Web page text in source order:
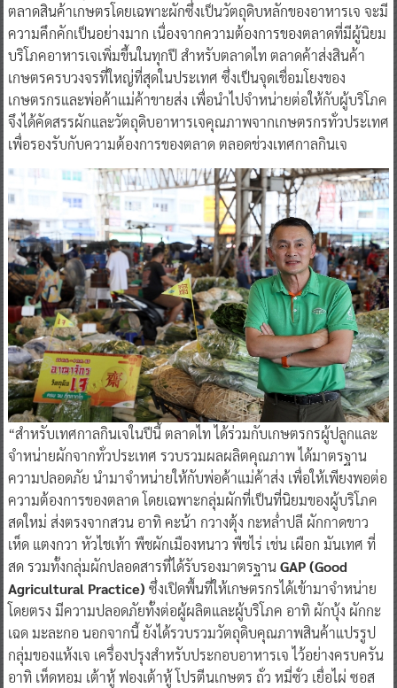
ตลาดสินค้าเกษตรโดยเฉพาะผักซึ่งเป็นวัตถุดิบหลักของอาหารเจ จะมี
ความคึกคักเป็นอย่างมาก เนื่องจากความต้องการของตลาดที่มีผู้นิยม
บริโภคอาหารเจเพิ่มขึ้นในทุกปี สำหรับตลาดไท ตลาดค้าส่งสินค้า
เกษตรครบวงจรที่ใหญ่ที่สุดในประเทศ ซึ่งเป็นจุดเชื่อมโยงของ
เกษตรกรและพ่อค้าแม่ค้าขายส่ง เพื่อนำไปจำหน่ายต่อให้กับผู้บริโภค
จึงได้คัดสรรผักและวัตถุดิบอาหารเจคุณภาพจากเกษตรกรทั่วประเทศ
เพื่อรองรับกับความต้องการของตลาด ตลอดช่วงเทศกาลกินเจ
“สำหรับเทศกาลกินเจในปีนี้ ตลาดไท ได้ร่วมกับเกษตรกรผู้ปลูกและ
จำหน่ายผักจากทั่วประเทศ รวบรวมผลผลิตคุณภาพ ได้มาตรฐาน
ความปลอดภัย นำมาจำหน่ายให้กับพ่อค้าแม่ค้าส่ง เพื่อให้เพียงพอต่อ
ความต้องการของตลาด โดยเฉพาะกลุ่มผักที่เป็นที่นิยมของผู้บริโภค
สดใหม่ ส่งตรงจากสวน อาทิ คะน้า กวางตุ้ง กะหล่ำปลี ผักกาดขาว
เห็ด แตงกวา หัวไชเท้า พืชผักเมืองหนาว พืชไร่ เช่น เผือก มันเทศ ที่
สด รวมทั้งกลุ่มผักปลอดสารที่ได้รับรองมาตรฐานGAP (Good
Agricultural Practice) ซึ่งเปิดพื้นที่ให้เกษตรกรได้เข้ามาจำหน่าย
โดยตรง มีความปลอดภัยทั้งต่อผู้ผลิตและผู้บริโภค อาทิ ผักบุ้ง ผักกะ
เฉด มะละกอ นอกจากนี้ ยังได้รวบรวมวัตถุดิบคุณภาพสินค้าแปรรูป
กลุ่มของแห้งเจ เครื่องปรุงสำหรับประกอบอาหารเจ ไว้อย่างครบครัน
อาทิ เห็ดหอม เต้าหู้ ฟองเต้าหู้ โปรตีนเกษตร ถั่ว หมี่ซั่ว เยื่อไผ่ ซอส